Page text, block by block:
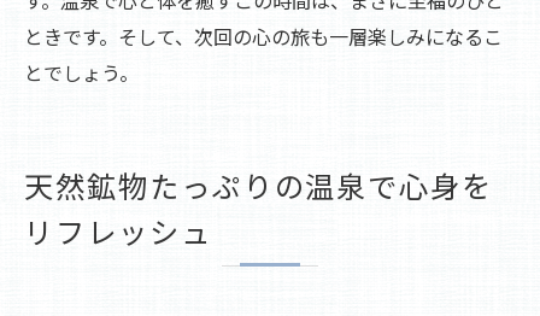
ときです。そして、次回の心の旅も一層楽しみになるこ
とでしょう。
天然鉱物たっぷりの温泉で心身を
リフレッシュ